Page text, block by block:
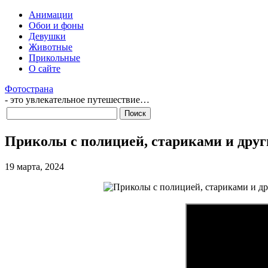
Анимации
Обои и фоны
Девушки
Животные
Прикольные
О сайте
Фотострана
- это увлекательное путешествие…
Приколы с полицией, стариками и
19 марта, 2024